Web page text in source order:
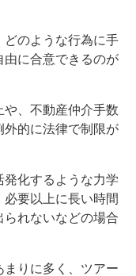
どのような行為に手
由に合意できるのが
、不動産仲介手数
外的に法律で制限が
化するような力学
要以上に長い時間
れないなどの場合
まりに多く、ツアー